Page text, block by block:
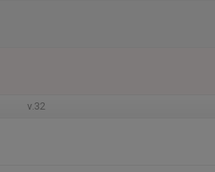
v.32